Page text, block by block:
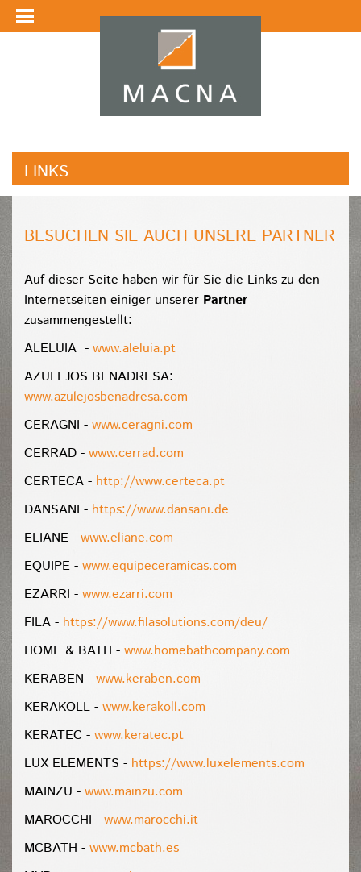
LINKS
BESUCHEN SIE AUCH UNSERE PARTNER
Auf dieser Seite haben wir für Sie die Links zu den
Internetseiten einiger unserer Partner
zusammengestellt:
ALELUIA - www.aleluia.pt
AZULEJOS BENADRESA:
www.azulejosbenadresa.com
CERAGNI - www.ceragni.com
CERRAD - www.cerrad.com
CERTECA - http://www.certeca.pt
DANSANI - https://www.dansani.de
ELIANE - www.eliane.com
EQUIPE - www.equipeceramicas.com
EZARRI - www.ezarri.com
FILA - https://www.filasolutions.com/deu/
HOME & BATH - www.homebathcompany.com
KERABEN - www.keraben.com
KERAKOLL - www.kerakoll.com
KERATEC - www.keratec.pt
LUX ELEMENTS - https://www.luxelements.com
MAINZU - www.mainzu.com
MAROCCHI - www.marocchi.it
MCBATH - www.mcbath.es